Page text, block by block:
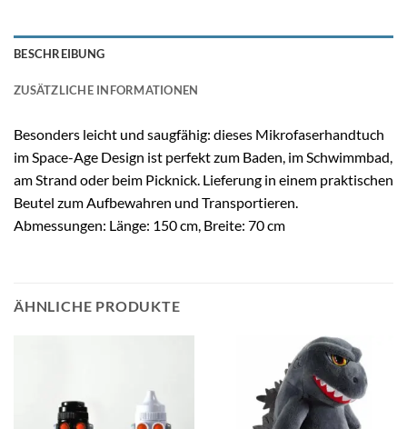
BESCHREIBUNG
ZUSÄTZLICHE INFORMATIONEN
Besonders leicht und saugfähig: dieses Mikrofaserhandtuch
im Space-Age Design ist perfekt zum Baden, im Schwimmbad,
am Strand oder beim Picknick. Lieferung in einem praktischen
Beutel zum Aufbewahren und Transportieren.
Abmessungen: Länge: 150 cm, Breite: 70 cm
ÄHNLICHE PRODUKTE